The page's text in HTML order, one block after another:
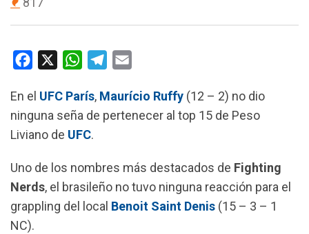
c
e
b
o
k
W
a
t
s
p
p
l
e
a
m
a
i
En el UFC París, Maurício Ruffy (12 – 2) no dio
ninguna seña de pertenecer al top 15 de Peso
Liviano de UFC.
Uno de los nombres más destacados de Fighting
Nerds, el brasileño no tuvo ninguna reacción para el
grappling del local Benoit Saint Denis (15 – 3 – 1
NC).